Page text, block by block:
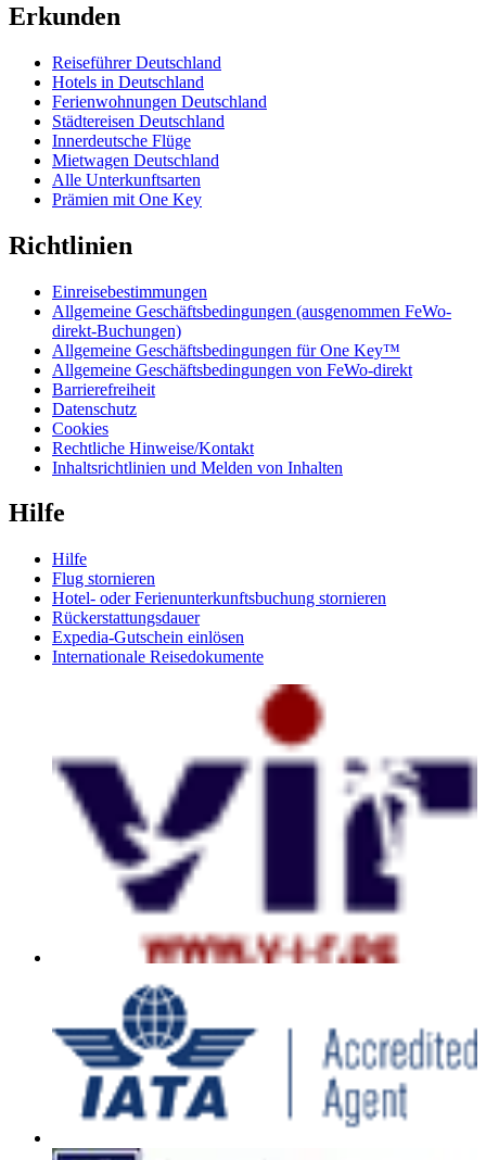
Erkunden
Reiseführer Deutschland
Hotels in Deutschland
Ferienwohnungen Deutschland
Städtereisen Deutschland
Innerdeutsche Flüge
Mietwagen Deutschland
Alle Unterkunftsarten
Prämien mit One Key
Richtlinien
Einreisebestimmungen
Allgemeine Geschäftsbedingungen (ausgenommen FeWo-
direkt-Buchungen)
Allgemeine Geschäftsbedingungen für One Key™
Allgemeine Geschäftsbedingungen von FeWo-direkt
Barrierefreiheit
Datenschutz
Cookies
Rechtliche Hinweise/Kontakt
Inhaltsrichtlinien und Melden von Inhalten
Hilfe
Hilfe
Flug stornieren
Hotel- oder Ferienunterkunftsbuchung stornieren
Rückerstattungsdauer
Expedia-Gutschein einlösen
Internationale Reisedokumente